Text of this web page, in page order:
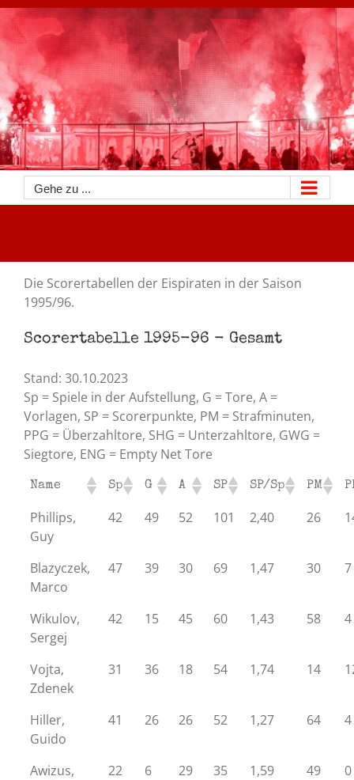
Zum
Inhalt
springen
Gehe zu ...
Die Scorertabellen der Eispiraten in der Saison
1995/96.
Scorertabelle 1995-96 - Gesamt
Stand: 30.10.2023
Sp = Spiele in der Aufstellung, G = Tore, A =
Vorlagen, SP = Scorerpunkte, PM = Strafminuten,
PPG = Überzahltore, SHG = Unterzahltore, GWG =
Siegtore, ENG = Empty Net Tore
Name Sp G A SP SP/Sp PM
Phillips,
Guy
42 49 52 101 2,40 26
Blazyczek,
Marco
47 39 30 69 1,47 30 7
Wikulov,
Sergej
42 15 45 60 1,43 58 4
Vojta,
Zdenek
31 36 18 54 1,74 14
Hiller,
Guido
41 26 26 52 1,27 64 4
Awizus,
22 6 29 35 1,59 49 0